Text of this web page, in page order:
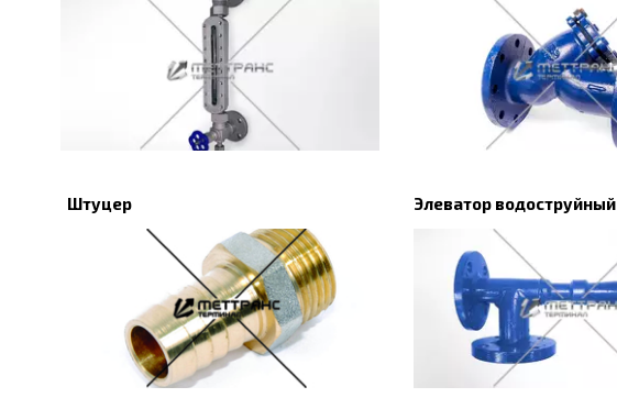
Штуцер Элеватор водоструйный